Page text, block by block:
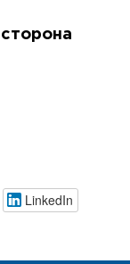
LinkedIn